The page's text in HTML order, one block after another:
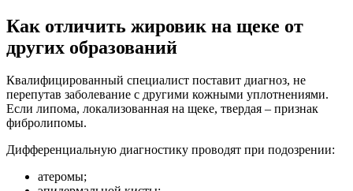
Как отличить жировик на щеке от
других образований
Квалифицированный специалист поставит диагноз, не
перепутав заболевание с другими кожными уплотнениями.
Если липома, локализованная на щеке, твердая – признак
фибролипомы.
Дифференциальную диагностику проводят при подозрении:
атеромы;